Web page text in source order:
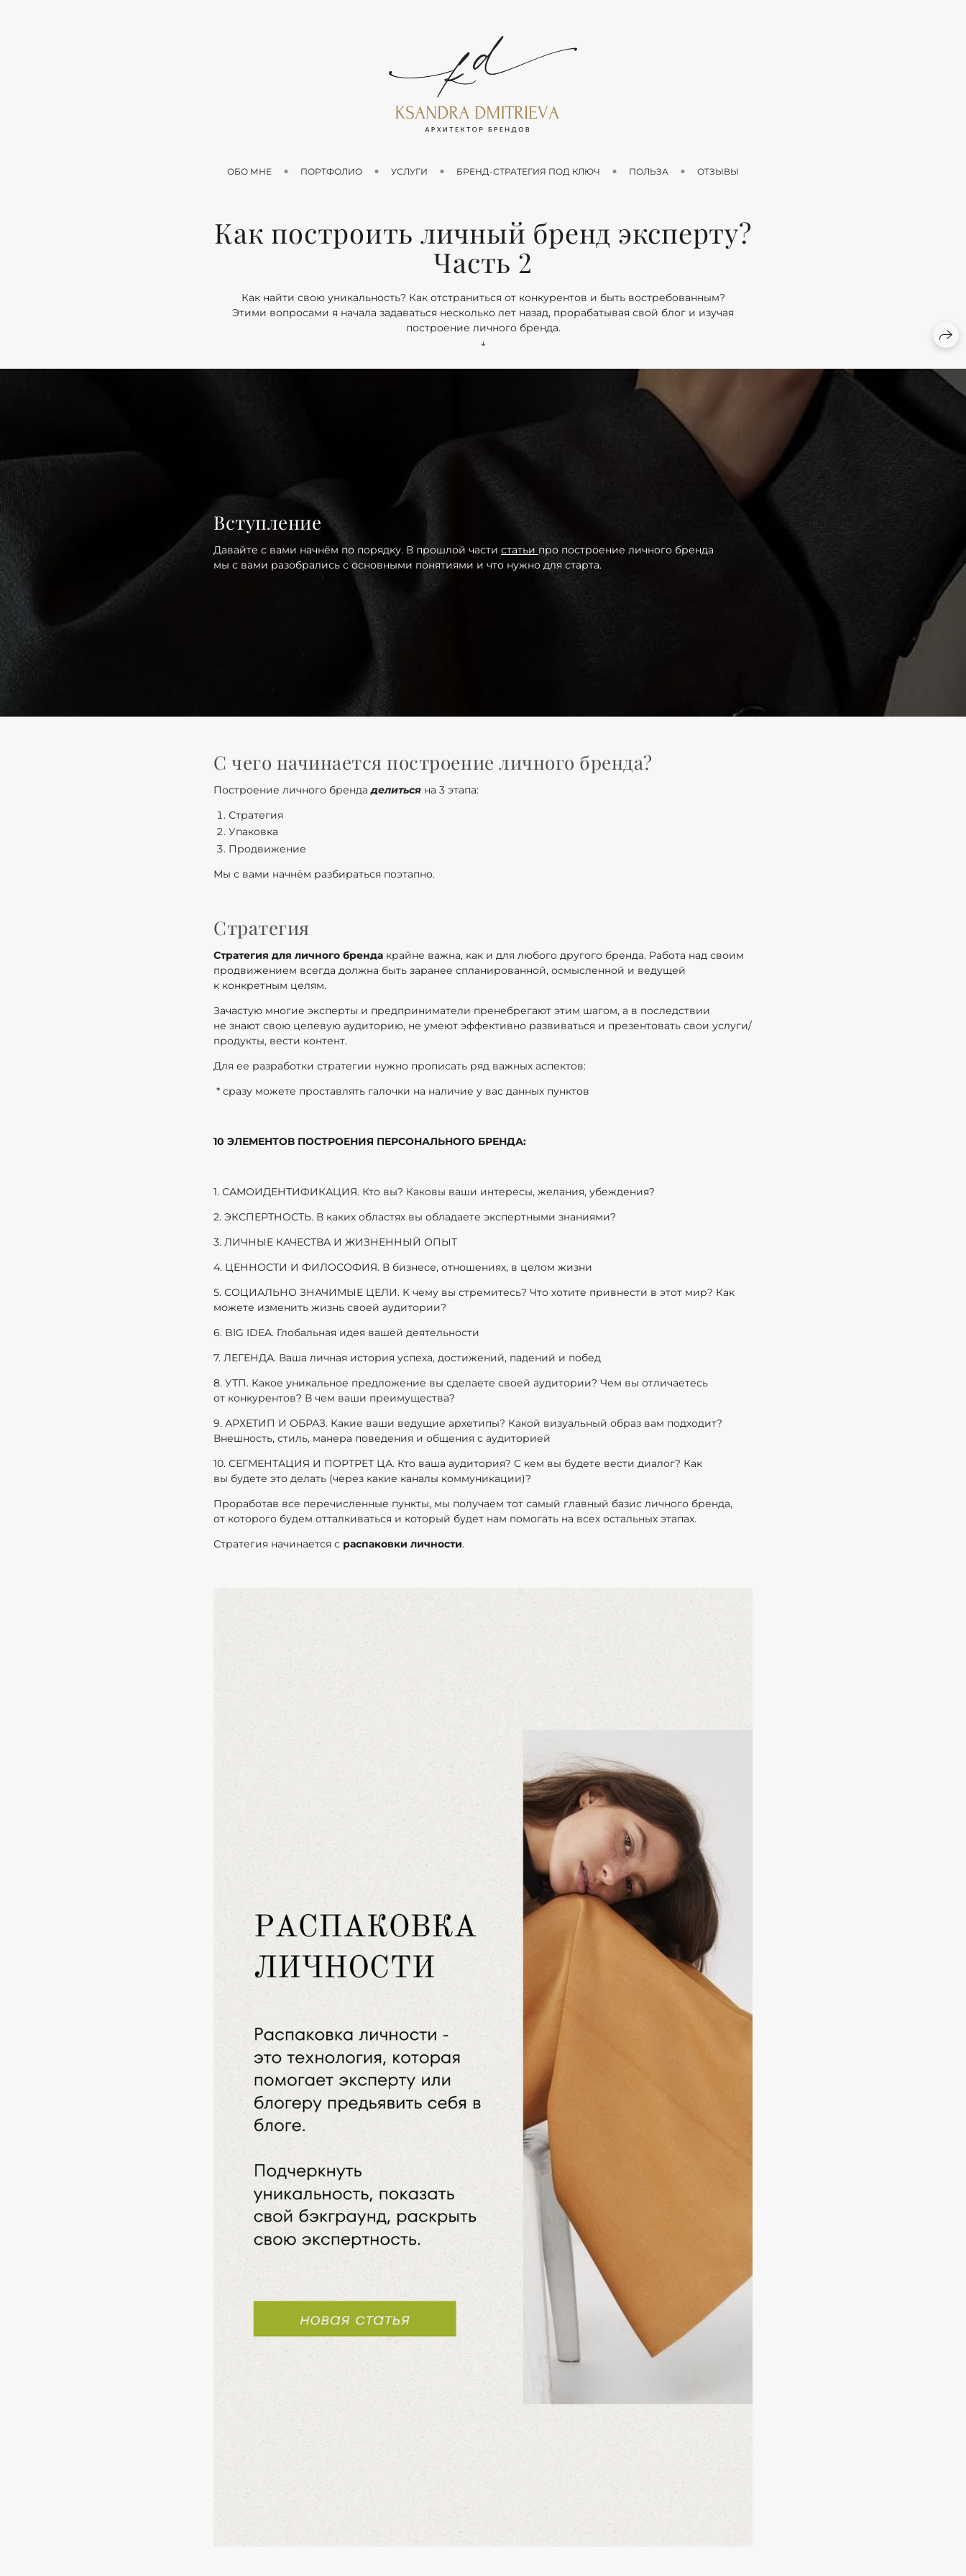
ОБО МНЕ ПОРТФОЛИО УСЛУГИ БРЕНД-СТРАТЕГИЯ ПОД КЛЮЧ ПОЛЬЗА ОТЗЫВЫ
Как построить личный бренд эксперту?
Часть 2
Как найти свою уникальность? Как отстраниться от конкурентов и быть востребованным?
Этими вопросами я начала задаваться несколько лет назад, прорабатывая свой блог и изучая
построение личного бренда.
↓
Вступление
Давайте с вами начнём по порядку. В прошлой части статьи про построение личного бренда
мы с вами разобрались с основными понятиями и что нужно для старта.
С чего начинается построение личного бренда?
Построение личного брендаделиться на 3 этапа:
Стратегия
Упаковка
Продвижение
Мы с вами начнём разбираться поэтапно.
Стратегия
Стратегия для личного бренда крайне важна, как и для любого другого бренда. Работа над своим
продвижением всегда должна быть заранее спланированной, осмысленной и ведущей
к конкретным целям.
Зачастую многие эксперты и предприниматели пренебрегают этим шагом, а в последствии
не знают свою целевую аудиторию, не умеют эффективно развиваться и презентовать свои услуги/
продукты, вести контент.
Для ее разработки стратегии нужно прописать ряд важных аспектов:
* сразу можете проставлять галочки на наличие у вас данных пунктов
10 ЭЛЕМЕНТОВ ПОСТРОЕНИЯ ПЕРСОНАЛЬНОГО БРЕНДА:
1. САМОИДЕНТИФИКАЦИЯ. Кто вы? Каковы ваши интересы, желания, убеждения?
2. ЭКСПЕРТНОСТЬ. В каких областях вы обладаете экспертными знаниями? ⠀
3. ЛИЧНЫЕ КАЧЕСТВА И ЖИЗНЕННЫЙ ОПЫТ⠀
4. ЦЕННОСТИ И ФИЛОСОФИЯ. В бизнесе, отношениях, в целом жизни⠀
5. СОЦИАЛЬНО ЗНАЧИМЫЕ ЦЕЛИ. К чему вы стремитесь? Что хотите привнести в этот мир? Как
можете изменить жизнь своей аудитории? ⠀
6. BIG IDEA. Глобальная идея вашей деятельности ⠀
7. ЛЕГЕНДА. Ваша личная история успеха, достижений, падений и побед⠀
8. УТП. Какое уникальное предложение вы сделаете своей аудитории? Чем вы отличаетесь
от конкурентов? В чем ваши преимущества?
9. АРХЕТИП И ОБРАЗ. Какие ваши ведущие архетипы? Какой визуальный образ вам подходит?
Внешность, стиль, манера поведения и общения с аудиторией⠀
10. СЕГМЕНТАЦИЯ И ПОРТРЕТ ЦА. Кто ваша аудитория? С кем вы будете вести диалог? Как
вы будете это делать (через какие каналы коммуникации)?
Проработав все перечисленные пункты, мы получаем тот самый главный базис личного бренда,
от которого будем отталкиваться и который будет нам помогать на всех остальных этапах.
Стратегия начинается с распаковки личности.